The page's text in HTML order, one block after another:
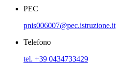
PEC
pnis006007@pec.istruzione.it
Telefono
tel. +39 0434733429